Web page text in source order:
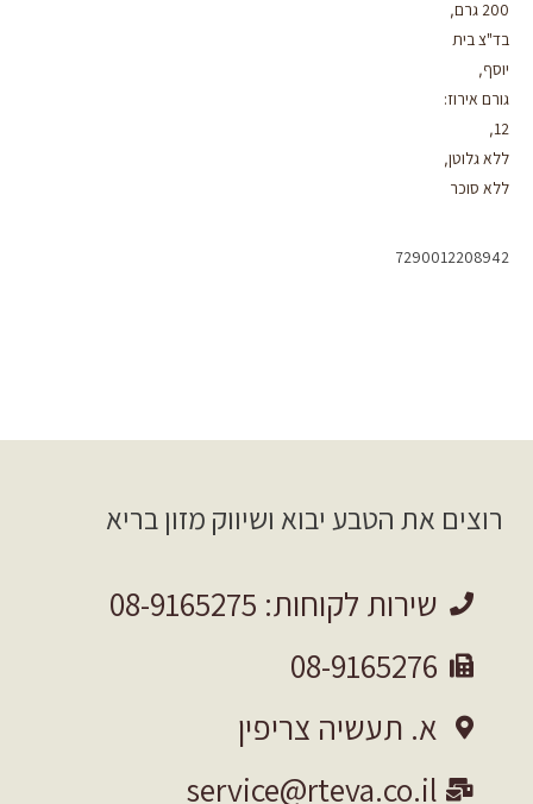
200 גרם ,
בד"צ בית
יוסף,
גורם אירוז:
12
,
ללא גלוטן,
ללא סוכר
7290012208942
רוצים את הטבע יבוא ושיווק מזון בריא
שירות לקוחות: 08-9165275
08-9165276
א. תעשיה צריפין
service@rteva.co.il